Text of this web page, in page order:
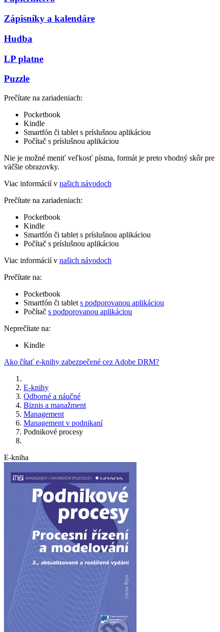
Zápisníky a kalendáre
Hudba
LP platne
Puzzle
Prečítate na zariadeniach:
Pocketbook
Kindle
Smartfón či tablet s príslušnou aplikáciou
Počítač s príslušnou aplikáciou
Nie je možné meniť veľkosť písma, formát je preto vhodný skôr pre
väčšie obrazovky.
Viac informácií v našich návodoch
Prečítate na zariadeniach:
Pocketbook
Kindle
Smartfón či tablet s príslušnou aplikáciou
Počítač s príslušnou aplikáciou
Viac informácií v našich návodoch
Prečítate na:
Pocketbook
Smartfón či tablet s podporovanou aplikáciou
Počítač s podporovanou aplikáciou
Neprečítate na:
Kindle
Ako čítať e-knihy zabezpečené cez Adobe DRM?
E-knihy
Odborné a náučné
Biznis a manažment
Management
Management v podnikaní
Podnikové procesy
E-kniha